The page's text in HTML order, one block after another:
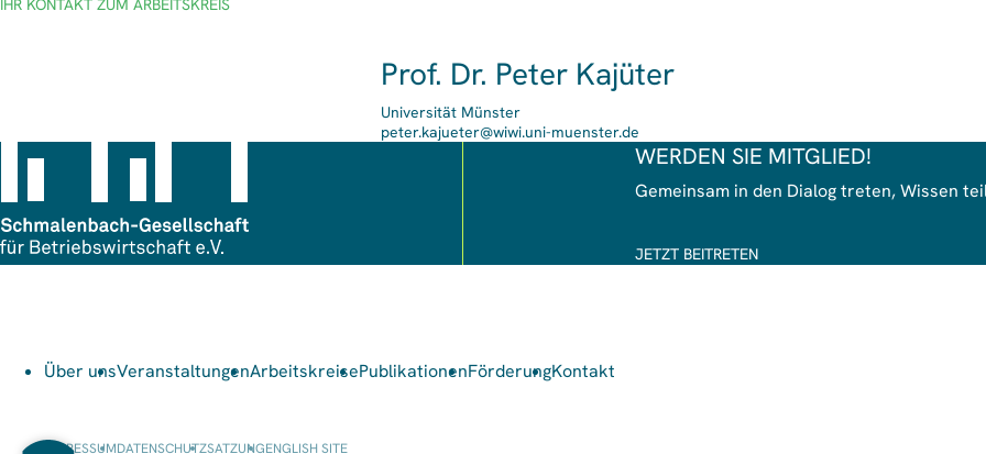
IHR KONTAKT ZUM ARBEITSKREIS
Prof. Dr. Peter Kajüter
Universität Münster
E-
peter.kajueter@wiwi.uni-muenster.de
WERDEN SIE MITGLIED!
Gemeinsam in den Dialog treten, Wissen
JETZT BEITRETEN
Über unsVeranstaltungenArbeitskreisePublikationenFörderungKontakt
IMPRESSUMDATENSCHUTZSATZUNGENGLISH SITE